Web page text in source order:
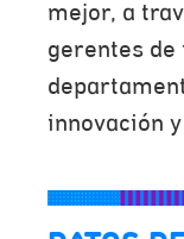
mejor, a
gerentes de
innovación